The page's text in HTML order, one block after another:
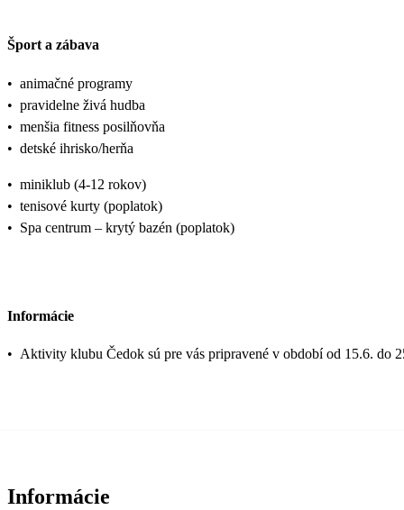
Šport a zábava
• animačné programy
• pravidelne živá hudba
• menšia fitness posilňovňa
• detské ihrisko/herňa
• miniklub (4-12 rokov)
• tenisové kurty (poplatok)
• Spa centrum – krytý bazén (poplatok)
Informácie
• Aktivity klubu Čedok sú pre vás pripravené v období od 15.6. do
Informácie